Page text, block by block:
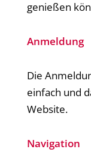
genießen
Anmeldung
Die
einfach und
Website.
Navigation